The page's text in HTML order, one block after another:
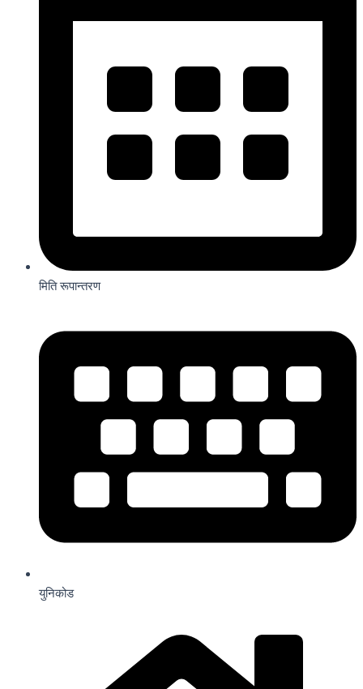
मिति रूपान्तरण
युनिकोड